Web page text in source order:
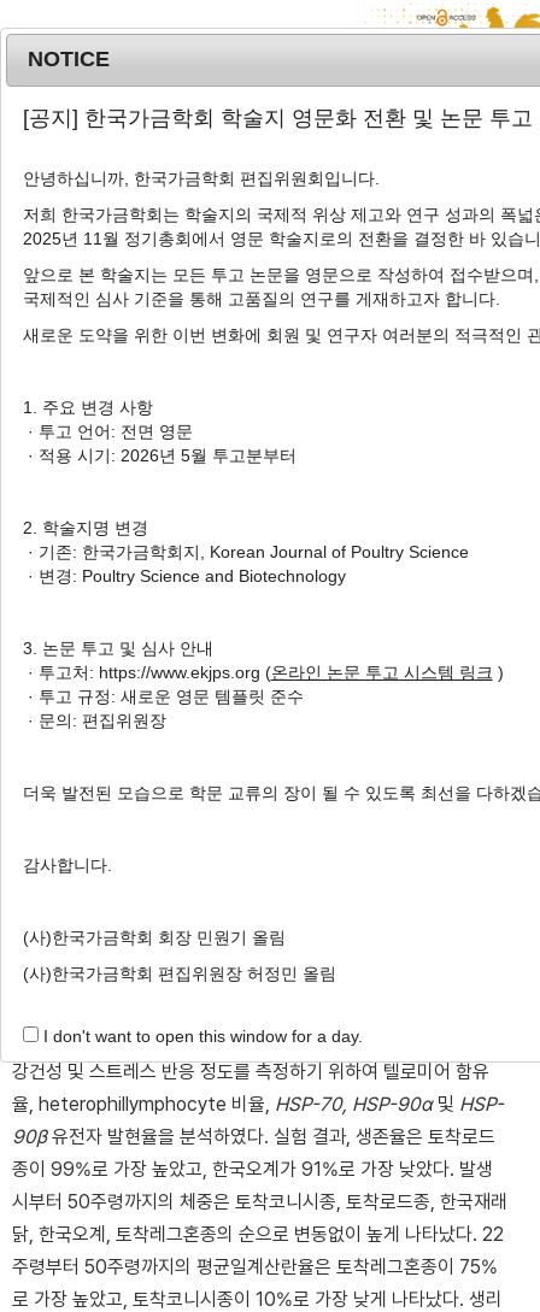
T
o
e
n
a
MENU
Korean J. Poult. Sci. 2020; 47(2):95-
105
pISSN: 1225-6625, eISSN: 2287-5387
Article
한국토종닭 5품종의 생산능력 및 스트레스
조은정1 ,최은식 ,
Production Traits and Stress
Chicken Breeds
Eun Jung Cho1 ,Eun Sik Choi ,Hyeon Cheol
Author Information & Copyright▼
Received:May 15, 2020; Revised:
Accepted:Jun 04, 2020
적 요
그혼종, 토착코니시종 및 한국오계)에 대한 생산 특성 및 생리적 특
성을 제시하고자 이들의 생산능력, 강건성 및 스트레스 반응 정도
평가를 위해 생존율, 체중, 초산일령, 산란율 및 난중을 조사하였고,
강건성 및 스트레스 반응 정도를 측정하기 위하여 텔로미어 함유
율, heterophillymphocyte 비율, HSP-70, HSP-90α 및 HSP-
90β유전자 발현율을 분석하였다. 실험 결과, 생존율은 토착로드
종이 99%로 가장 높았고, 한국오계가 91%로 가장 낮았다. 발생
시부터 50주령까지의 체중은 토착코니시종, 토착로드종, 한국재래
닭, 한국오계, 토착레그혼종의 순으로 변동없이 높게 나타났다. 22
주령부터 50주령까지의 평균일계산란율은 토착레그혼종이 75%
로 가장 높았고, 토착코니시종이 10%로 가장 낮게 나타났다. 생리
NOTICE
[공지] 한국가금학회 학술지 영문화 전환 및 논문 투고
안녕하십니까, 한국가금학회 편집위원회입니다.
저희 한국가금학회는 학술지의 국제적 위상 제고와 연구 성과의 폭넓
2025년 11월 정기총회에서 영문 학술지로의 전환을 결정한 바 있습
앞으로 본 학술지는 모든 투고 논문을 영문으로 작성하여 접수받으며,
국제적인 심사 기준을 통해 고품질의 연구를 게재하고자 합니다.
새로운 도약을 위한 이번 변화에 회원 및 연구자 여러분의 적극적인
1. 주요 변경 사항
· 투고 언어: 전면 영문
· 적용 시기: 2026년 5월 투고분부터
2. 학술지명 변경
· 기존: 한국가금학회지, Korean Journal of Poultry Science
· 변경: Poultry Science and Biotechnology
3. 논문 투고 및 심사 안내
· 투고처: https://www.ekjps.org (온라인 논문 투고 시스템 링크 )
· 투고 규정: 새로운 영문 템플릿 준수
· 문의: 편집위원장
더욱 발전된 모습으로 학문 교류의 장이 될 수 있도록 최선을 다하겠
감사합니다.
(사)한국가금학회 회장 민원기 올림
(사)한국가금학회 편집위원장 허정민 올림
I don't want to open this window for a day.